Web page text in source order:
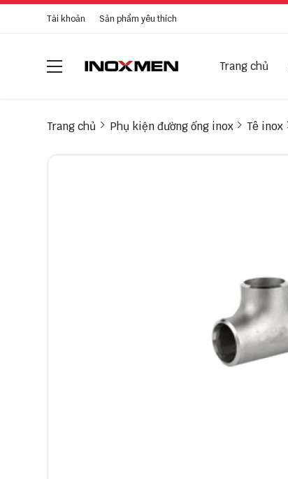
Tài khoản Sản phẩm yêu thích
Trang chủ
Trang chủ Phụ kiện đường ống inox Tê inox